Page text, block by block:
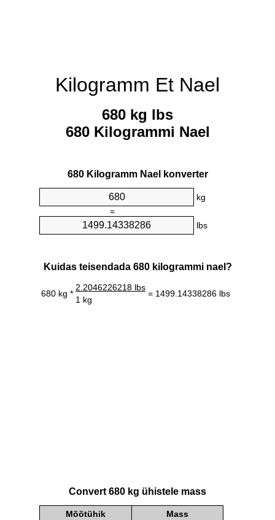
Kilogramm Et Nael
680 kg lbs
680 Kilogrammi Nael
680 Kilogramm Nael konverter
kg
=
lbs
Kuidas teisendada 680 kilogrammi nael?
680 kg *
2.2046226218 lbs
= 1499.14338286 lbs
1 kg
Convert 680 kg ühistele mass
Mõõtühik Mass